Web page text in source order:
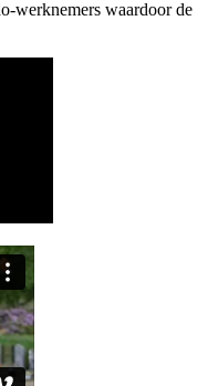
werknemers waardoor de